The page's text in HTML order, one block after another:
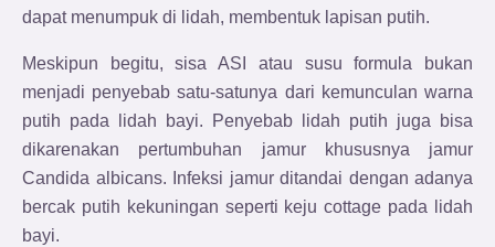
dapat menumpuk di lidah, membentuk lapisan putih.
Meskipun begitu, sisa ASI atau susu formula bukan
menjadi penyebab satu-satunya dari kemunculan warna
putih pada lidah bayi. Penyebab lidah putih juga bisa
dikarenakan pertumbuhan jamur khususnya jamur
Candida albicans. Infeksi jamur ditandai dengan adanya
bercak putih kekuningan seperti keju cottage pada lidah
bayi.